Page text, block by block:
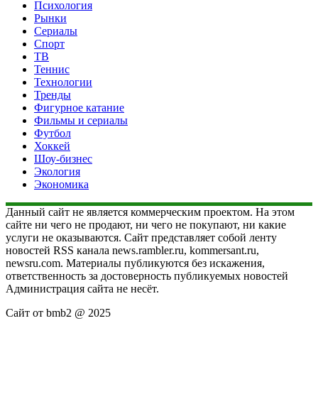
Психология
Рынки
Сериалы
Спорт
ТВ
Теннис
Технологии
Тренды
Фигурное катание
Фильмы и сериалы
Футбол
Хоккей
Шоу-бизнес
Экология
Экономика
Данный сайт не является коммерческим проектом. На этом
сайте ни чего не продают, ни чего не покупают, ни какие
услуги не оказываются. Сайт представляет собой ленту
новостей RSS канала news.rambler.ru, kommersant.ru,
newsru.com. Материалы публикуются без искажения,
ответственность за достоверность публикуемых новостей
Администрация сайта не несёт.
Сайт от bmb2 @ 2025